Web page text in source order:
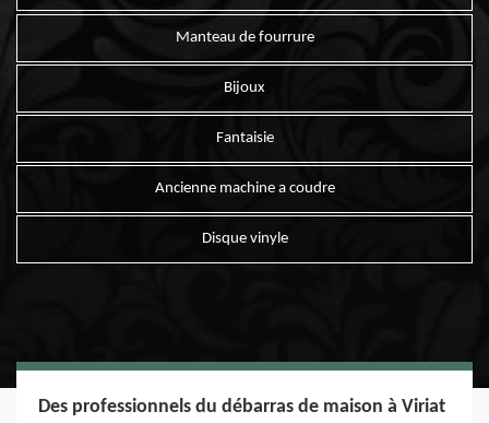
Manteau de fourrure
Bijoux
Fantaisie
Ancienne machine a coudre
Disque vinyle
Des professionnels du débarras de maison à Viriat